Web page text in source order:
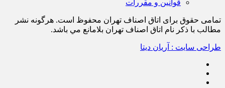
قوانین و مقررات
تمامی حقوق برای اتاق اصناف تهران محفوظ است. هرگونه نشر
مطالب با ذكر نام اتاق اصناف تهران بلامانع مي باشد.
طراحی سایت : آریان دیتا